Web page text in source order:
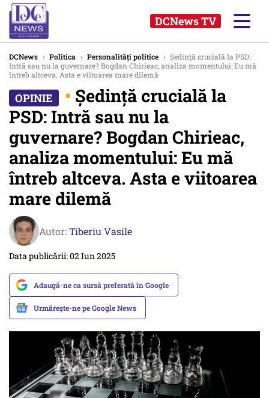
DCNews TV
DCNews › Politica › Personalități politice › Ședință crucială la PSD:
Intră sau nu la guvernare? Bogdan Chirieac, analiza momentului: Eu mă
întreb altceva. Asta e viitoarea mare dilemă
• Ședință crucială la
PSD: Intră sau nu la
guvernare? Bogdan Chirieac,
analiza momentului: Eu mă
întreb altceva. Asta e viitoarea
mare dilemă
Autor:Tiberiu Vasile
Data publicării: 02 Iun 2025
Adaugă-ne ca sursă preferată în Google
Urmărește-ne pe Google News